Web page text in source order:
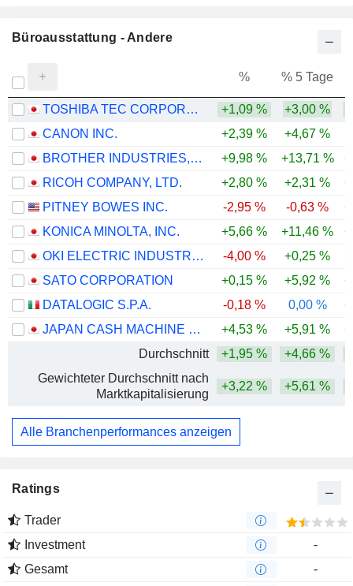
0 %
Büroausstattung - Andere
% % 5 Tage
TOSHIBA TEC CORPORATION +1,09 % +3,00 %
CANON INC.
+2,39 % +4,67 %
BROTHER INDUSTRIES, LTD.
+9,98 % +13,71 %
RICOH COMPANY, LTD.
+2,80 % +2,31 %
PITNEY BOWES INC.
-2,95 % -0,63 %
KONICA MINOLTA, INC.
+5,66 % +11,46 %
OKI ELECTRIC INDUSTRY CO., LTD.
-4,00 % +0,25 %
SATO CORPORATION
+0,15 % +5,92 %
DATALOGIC S.P.A.
-0,18 % 0,00 %
JAPAN CASH MACHINE CO., LTD.
+4,53 % +5,91 %
Durchschnitt
+1,95 % +4,66 %
Gewichteter Durchschnitt nach
Marktkapitalisierung
+3,22 % +5,61 %
Alle Branchenperformances anzeigen
Ratings
Trader
Investment
-
Gesamt
-